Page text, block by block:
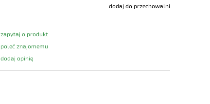
dodaj do przechowalni
zapytaj o produkt
poleć znajomemu
dodaj opinię